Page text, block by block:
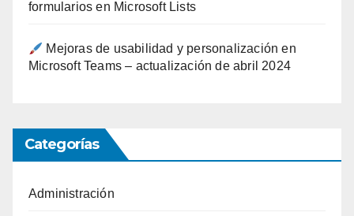
formularios en Microsoft Lists
Mejoras de usabilidad y personalización en
Microsoft Teams – actualización de abril 2024
Categorías
Administración